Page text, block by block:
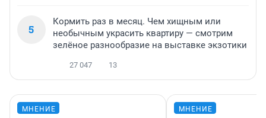
5
Кормить раз в месяц. Чем хищным или
необычным украсить квартиру — смотрим
зелёное разнообразие на выставке экзотики
27 047 13
МНЕНИЕ МНЕНИЕ